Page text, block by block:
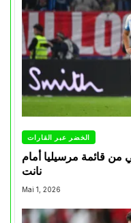
الخضر عبر القارات
من قائمة مرسيليا أمام
نانت
Mai 1, 2026